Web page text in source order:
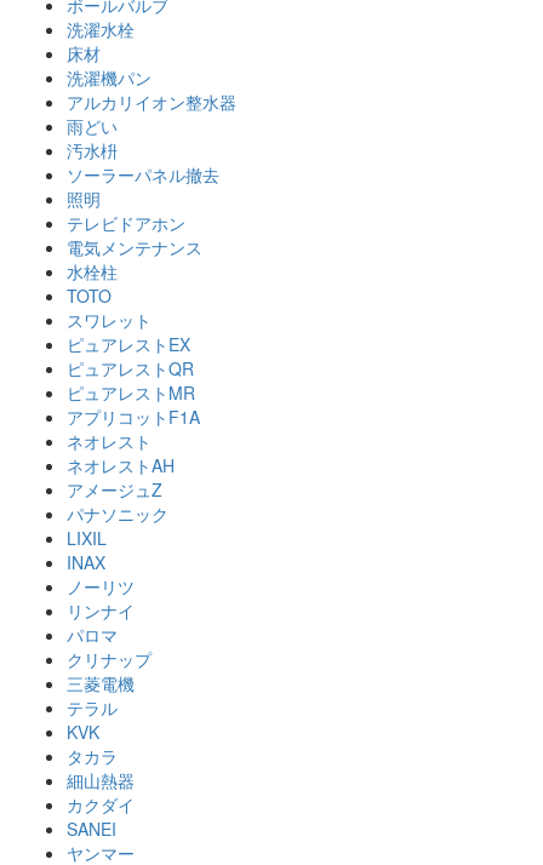
洗濯水栓
床材
洗濯機パン
アルカリイオン整水器
雨どい
汚水枡
ソーラーパネル撤去
照明
テレビドアホン
電気メンテナンス
水栓柱
TOTO
スワレット
ピュアレストEX
ピュアレストQR
ピュアレストMR
アプリコットF1A
ネオレスト
ネオレストAH
アメージュZ
パナソニック
LIXIL
INAX
ノーリツ
リンナイ
パロマ
クリナップ
三菱電機
テラル
KVK
タカラ
細山熱器
カクダイ
SANEI
ヤンマー